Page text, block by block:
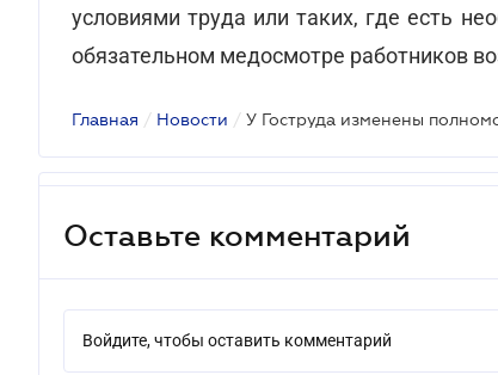
условиями труда или таких, где есть
обязательном медосмотре работников
Главная / Новости / У Гоструда изменены
Оставьте комментарий
Войдите, чтобы оставить комментарий